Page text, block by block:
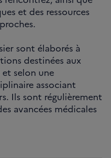
et des ressources
sont élaborés à
destinées aux
selon une
associant
Ils sont régulièrement
avancées médicales